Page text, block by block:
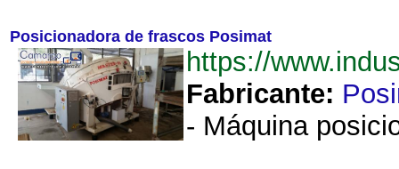
Posicionadora de frascos Posimat
https://
Fabricante:
- Máquina